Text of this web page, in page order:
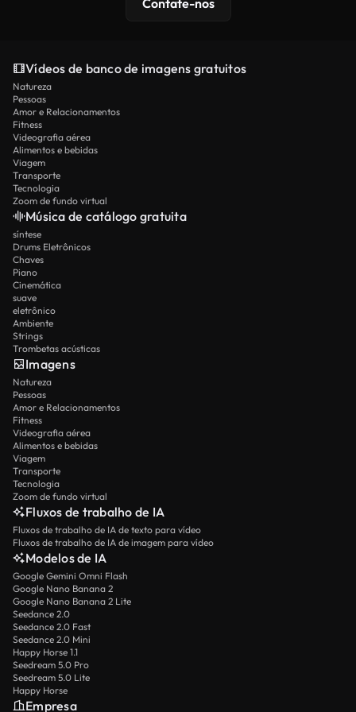
Contate-nos
Vídeos de banco de imagens gratuitos
Natureza
Pessoas
Amor e Relacionamentos
Fitness
Videografia aérea
Alimentos e bebidas
Viagem
Transporte
Tecnologia
Zoom de fundo virtual
Música de catálogo gratuita
síntese
Drums Eletrônicos
Chaves
Piano
Cinemática
suave
eletrônico
Ambiente
Strings
Trombetas acústicas
Imagens
Natureza
Pessoas
Amor e Relacionamentos
Fitness
Videografia aérea
Alimentos e bebidas
Viagem
Transporte
Tecnologia
Zoom de fundo virtual
Fluxos de trabalho de IA
Fluxos de trabalho de IA de texto para vídeo
Fluxos de trabalho de IA de imagem para vídeo
Modelos de IA
Google Gemini Omni Flash
Google Nano Banana 2
Google Nano Banana 2 Lite
Seedance 2.0
Seedance 2.0 Fast
Seedance 2.0 Mini
Happy Horse 1.1
Seedream 5.0 Pro
Seedream 5.0 Lite
Happy Horse
Empresa